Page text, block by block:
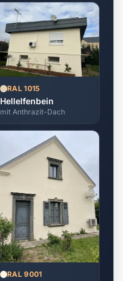
RAL 1015
Hellelfenbein
mit Anthrazit-Dach
RAL 9001